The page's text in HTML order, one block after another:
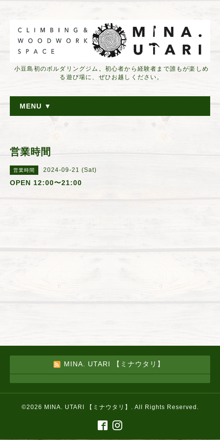
小豆島初のボルダリングジム。初心者から経験者まで誰もが楽しめ
る遊び場に、ぜひお越しください。
MENU ▼
営業時間
営業時間 2024-09-21 (Sat)
OPEN 12:00〜21:00
MINA. UTARI 【ミナウタリ】
©2026 MINA. UTARI 【ミナウタリ】 . All Rights Reserved.